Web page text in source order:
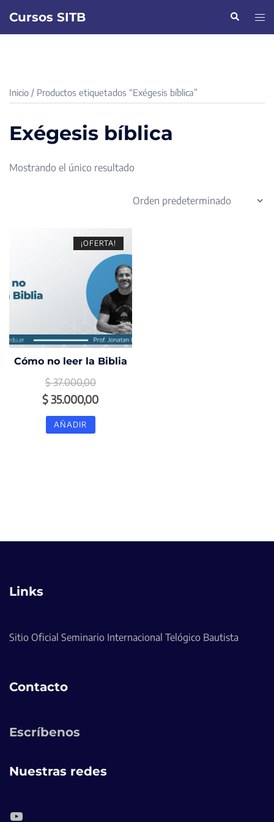
Cursos SITB Buscar
Inicio / Productos etiquetados “Exégesis bíblica”
Exégesis bíblica
Mostrando el único resultado
¡OFERTA!
Cómo no leer la Biblia
$37.000,00
El
precio
original
$35.000,00El
AÑADIR
Links
Sitio Oficial Seminario Internacional Telógico Bautista
Contacto
Escríbenos
Nuestras redes
YouTube